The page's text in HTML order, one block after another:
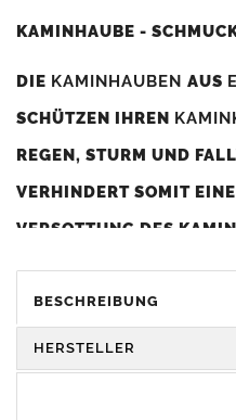
KAMINHAUBE -
DIE KAMINHAUBEN AUS
SCHÜTZEN IHREN
REGEN, STURM UND
VERHINDERT SOMIT
VERSOTTUNG DES
DIENEN GLEICHZEITIG
ELEMENT ZUR
BESCHREIBUNG
HERSTELLER